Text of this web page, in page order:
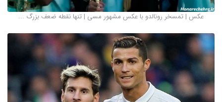
عکس | تمسخر رونالدو با عکس مشهور مسی | تنها نقطه ضعف بزرگ ...